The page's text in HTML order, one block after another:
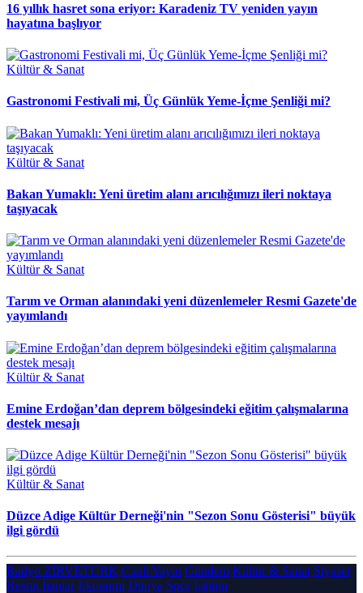
16 yıllık hasret sona eriyor: Karadeniz TV yeniden yayın
hayatına başlıyor
Kültür & Sanat
Gastronomi Festivali mi, Üç Günlük Yeme-İçme Şenliği mi?
Kültür & Sanat
Bakan Yumaklı: Yeni üretim alanı arıcılığımızı ileri noktaya
taşıyacak
Kültür & Sanat
Tarım ve Orman alanındaki yeni düzenlemeler Resmi Gazete'de
yayımlandı
Kültür & Sanat
Emine Erdoğan’dan deprem bölgesindeki eğitim çalışmalarına
destek mesajı
Kültür & Sanat
Düzce Adige Kültür Derneği'nin "Sezon Sonu Gösterisi" büyük
ilgi gördü
Radyo ZİRVETÜRK Canlı Yayın Gündem Kültür & Sanat Siyaset
Resmi İlanlar Ekonomi Dünya Spor Eğitim